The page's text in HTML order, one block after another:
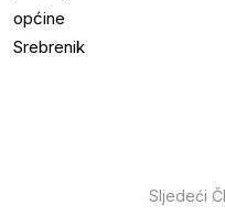
Sljedeći